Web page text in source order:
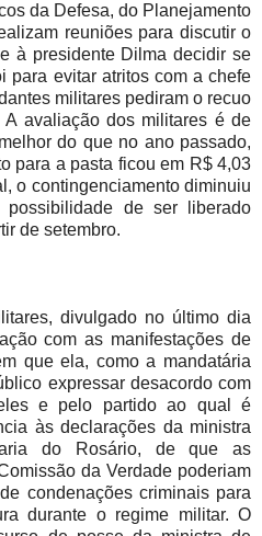
da Defesa, do Planejamento
reuniões para discutir o
à presidente Dilma decidir se
para evitar atritos com a chefe
militares pediram o recuo
A avaliação dos militares é de
do que no ano passado,
para a pasta ficou em R$ 4,03
o contingenciamento diminuiu
de ser liberado
de setembro.
divulgado no último dia
com as manifestações de
que ela, como a mandatária
expressar desacordo com
e pelo partido ao qual é
às declarações da ministra
do Rosário, de que as
da Verdade poderiam
condenações criminais para
durante o regime militar. O